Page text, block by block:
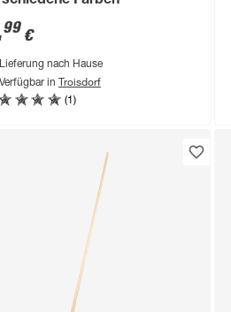
99 €
Lieferung nach Hause
Verfügbar in Troisdorf
(1)